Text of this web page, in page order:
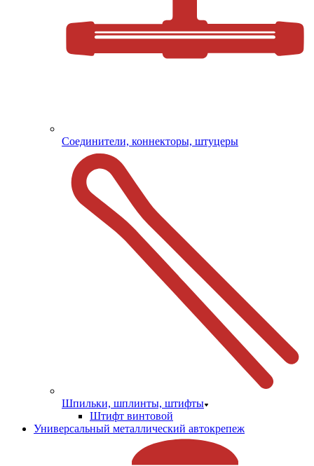
Соединители, коннекторы, штуцеры
Шпильки, шплинты, штифты
Штифт винтовой
Универсальный металлический автокрепеж